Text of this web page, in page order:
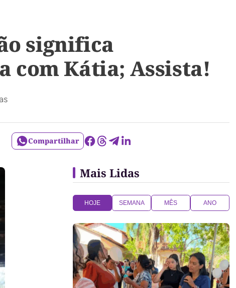
significa
com Kátia; Assista!
Compartilhar
Mais Lidas
HOJE SEMANA MÊS ANO